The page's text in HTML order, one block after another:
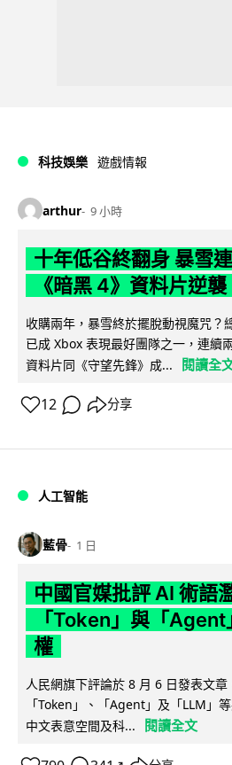
科技娛樂 遊戲情報
arthur 9 小時
十年低谷終翻身 暴雪
《暗黑 4》資料片逆襲
收購兩年，暴雪終於擺脫動視魔咒？
已成 Xbox 表現最好團隊之一，連續
資料片同《守望先鋒》成...
閱讀全
12 分享
人工智能
藍骨 1 日
中國官媒批評 AI 術
「Token」與「
權
人民網旗下評論於 8 月 6 日發表文
「Token」、「Agent」及「LLM」
中文表意空間及科...
閱讀全文